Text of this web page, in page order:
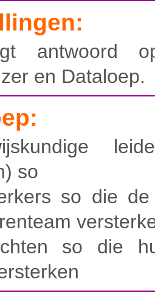
antwoord
en Dataloep.
so
so die
so die